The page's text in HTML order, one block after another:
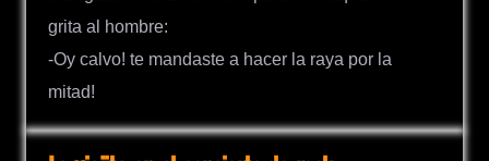
grita al hombre:
-Oy calvo! te mandaste a hacer la raya por la
mitad!